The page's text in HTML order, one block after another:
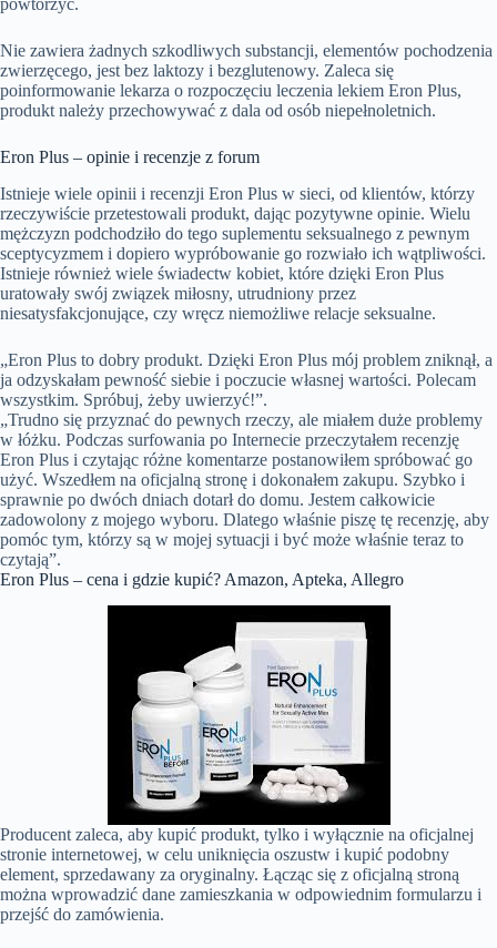
Nie zawiera żadnych szkodliwych substancji, elementów pochodzenia
zwierzęcego, jest bez laktozy i bezglutenowy. Zaleca się
poinformowanie lekarza o rozpoczęciu leczenia lekiem Eron Plus,
produkt należy przechowywać z dala od osób niepełnoletnich.
Eron Plus – opinie i recenzje z forum
Istnieje wiele opinii i recenzji Eron Plus w sieci, od klientów, którzy
rzeczywiście przetestowali produkt, dając pozytywne opinie. Wielu
mężczyzn podchodziło do tego suplementu seksualnego z pewnym
sceptycyzmem i dopiero wypróbowanie go rozwiało ich wątpliwości.
Istnieje również wiele świadectw kobiet, które dzięki Eron Plus
uratowały swój związek miłosny, utrudniony przez
niesatysfakcjonujące, czy wręcz niemożliwe relacje seksualne.
„Eron Plus to dobry produkt. Dzięki Eron Plus mój problem zniknął, a
ja odzyskałam pewność siebie i poczucie własnej wartości. Polecam
wszystkim. Spróbuj, żeby uwierzyć!”.
„Trudno się przyznać do pewnych rzeczy, ale miałem duże problemy
w łóżku. Podczas surfowania po Internecie przeczytałem recenzję
Eron Plus i czytając różne komentarze postanowiłem spróbować go
użyć. Wszedłem na oficjalną stronę i dokonałem zakupu. Szybko i
sprawnie po dwóch dniach dotarł do domu. Jestem całkowicie
zadowolony z mojego wyboru. Dlatego właśnie piszę tę recenzję, aby
pomóc tym, którzy są w mojej sytuacji i być może właśnie teraz to
czytają”.
Eron Plus – cena i gdzie kupić? Amazon, Apteka, Allegro
Producent zaleca, aby kupić produkt, tylko i wyłącznie na oficjalnej
stronie internetowej, w celu uniknięcia oszustw i kupić podobny
element, sprzedawany za oryginalny. Łącząc się z oficjalną stroną
można wprowadzić dane zamieszkania w odpowiednim formularzu i
przejść do zamówienia.